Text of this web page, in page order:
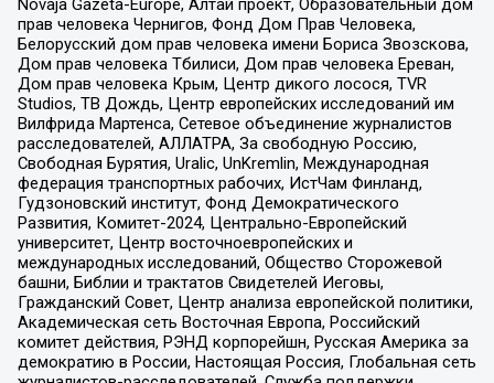
Novaja Gazeta-Europe, Алтай проект, Образовательный дом
прав человека Чернигов, Фонд Дом Прав Человека,
Белорусский дом прав человека имени Бориса Звозскова,
Дом прав человека Тбилиси, Дом прав человека Ереван,
Дом прав человека Крым, Центр дикого лосося, TVR
Studios, ТВ Дождь, Центр европейских исследований им
Вилфрида Мартенса, Сетевое объединение журналистов
расследователей, АЛЛАТРА, За свободную Россию,
Свободная Бурятия, Uralic, UnKremlin, Международная
федерация транспортных рабочих, ИстЧам Финланд,
Гудзоновский институт, Фонд Демократического
Развития, Комитет-2024, Центрально-Европейский
университет, Центр восточноевропейских и
международных исследований, Общество Сторожевой
башни, Библии и трактатов Свидетелей Иеговы,
Гражданский Совет, Центр анализа европейской политики,
Академическая сеть Восточная Европа, Российский
комитет действия, РЭНД корпорейшн, Русская Америка за
демократию в России, Настоящая Россия, Глобальная сеть